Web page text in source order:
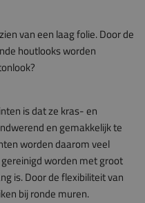
van een laag folie. Door de
houtlooks worden
is dat ze kras- en
en gemakkelijk te
worden daarom veel
worden met groot
is. Door de flexibiliteit van
bij ronde muren.